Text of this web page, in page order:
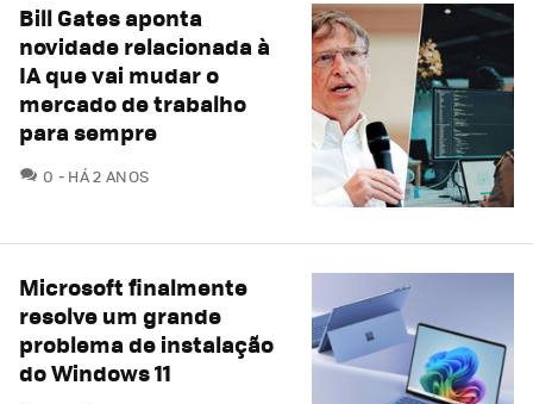
Bill Gates aponta
novidade relacionada à
IA que vai mudar o
mercado de trabalho
para sempre
0 COMENTÁRIOS
HÁ 2 ANOS
Microsoft finalmente
resolve um grande
problema de instalação
do Windows 11